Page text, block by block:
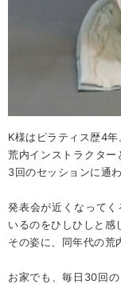
K様はピラティス歴4年
荒内インストラクタ
3回のセッションに通
発表会が近くなって
いるのをひしひしと感
その姿に、同年代の荒
お家でも、毎日30回